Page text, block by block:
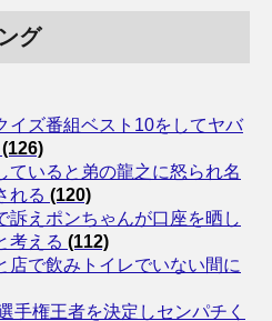
グ
イズ番組ベスト10をしてヤバ
(126)
ていると弟の龍之に怒られ名
れる (120)
訴えポンちゃんが口座を晒し
考える (112)
店で飲みトイレでいない間に
手権王者を決定しセンパチく